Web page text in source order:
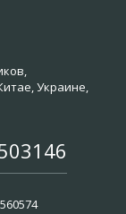
Украине,